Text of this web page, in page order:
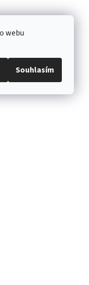
webu
Souhlasím